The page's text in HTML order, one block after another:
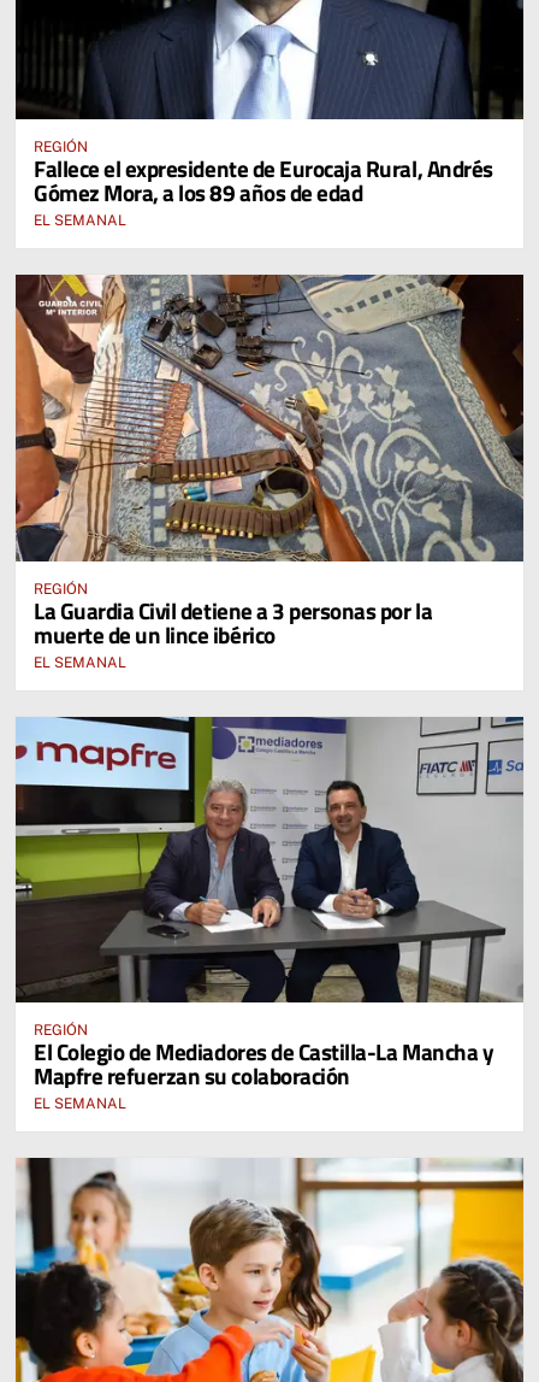
REGIÓN
Fallece el expresidente de Eurocaja Rural, Andrés
Gómez Mora, a los 89 años de edad
EL SEMANAL
REGIÓN
La Guardia Civil detiene a 3 personas por la
muerte de un lince ibérico
EL SEMANAL
REGIÓN
El Colegio de Mediadores de Castilla-La Mancha y
Mapfre refuerzan su colaboración
EL SEMANAL